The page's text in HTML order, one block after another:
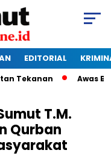
EDITORIAL
Awas
T.M.
Qurban